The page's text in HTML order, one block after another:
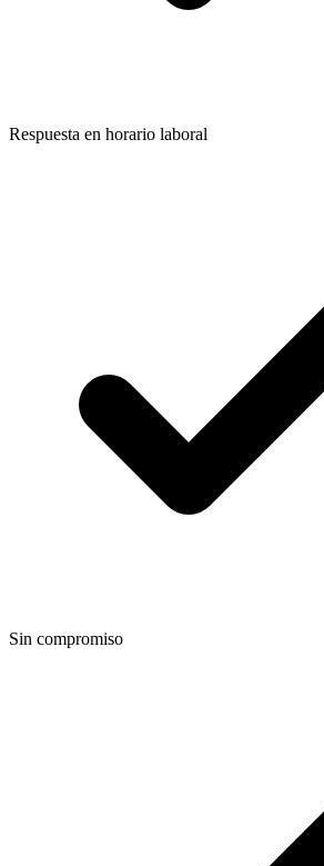
Respuesta en horario laboral
Sin compromiso